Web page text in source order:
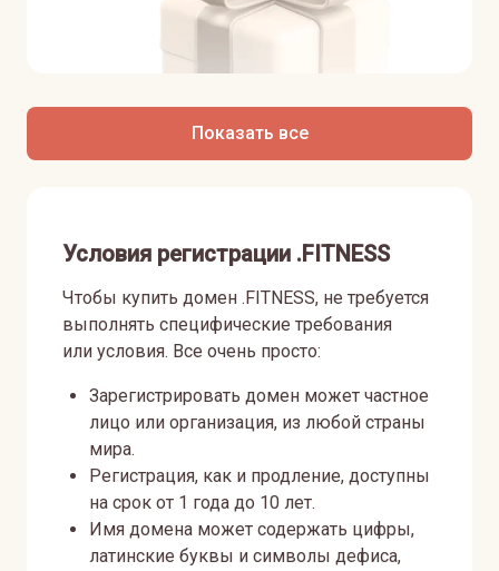
Показать все
Условия регистрации .FITNESS
Чтобы купить домен .FITNESS, не требуется
выполнять специфические требования
или условия. Все очень просто:
Зарегистрировать домен может частное
лицо или организация, из любой страны
мира.
Регистрация, как и продление, доступны
на срок от 1 года до 10 лет.
Имя домена может содержать цифры,
латинские буквы и символы дефиса,